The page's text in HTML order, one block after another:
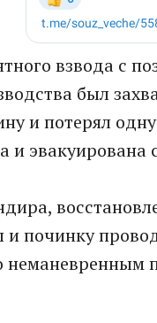
взвода с
был
и потерял
и
и починку
неманевренным